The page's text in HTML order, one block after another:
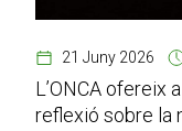
21 Juny 2026
L’ONCA ofereix
reflexió sobre la